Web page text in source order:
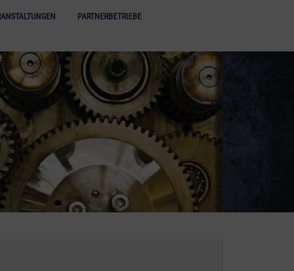
Nacht der Industriekultur - Menü öffnen
PARTNERBETRIEBE